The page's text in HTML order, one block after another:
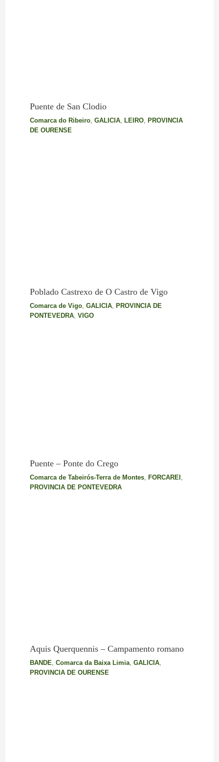
Puente de San Clodio
Comarca do Ribeiro, GALICIA, LEIRO,
PROVINCIA
DE OURENSE
Poblado Castrexo de O Castro de Vigo
Comarca de Vigo, GALICIA, PROVINCIA DE
PONTEVEDRA, VIGO
Puente – Ponte do Crego
Comarca de Tabeirós-Terra de Montes, FORCAREI ,
PROVINCIA DE PONTEVEDRA
Aquis Querquennis – Campamento romano
BANDE Comarca da Baixa Limia, GALICIA,
PROVINCIA DE OURENSE